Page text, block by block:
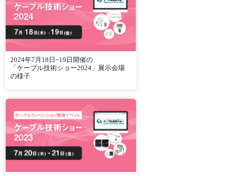
2024年7月18日~19日開催の
「ケーブル技術ショー2024」展示会場
の様子